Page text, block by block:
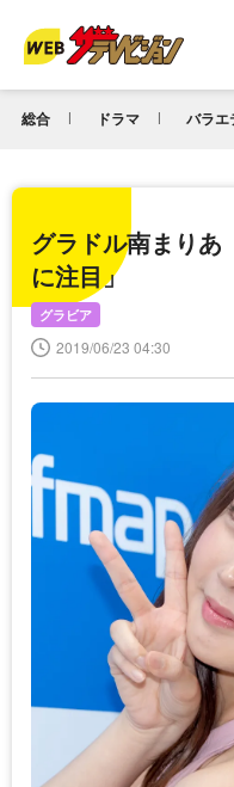
総合 ドラマ バラエ
グラドル南まりあ
に注目」
グラビア
2019/06/23 04:30